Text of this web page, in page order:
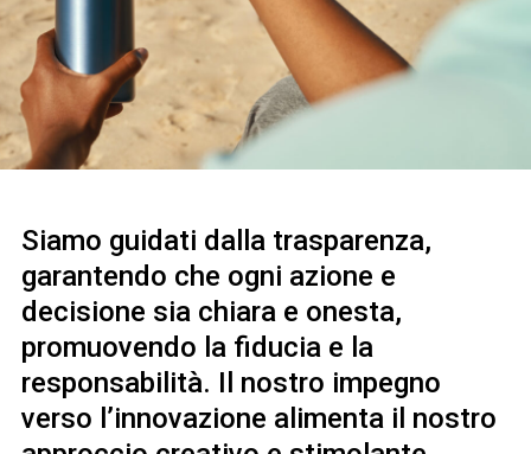
Siamo guidati dalla trasparenza,
garantendo che ogni azione e
decisione sia chiara e onesta,
promuovendo la fiducia e la
responsabilità. Il nostro impegno
verso l’innovazione alimenta il nostro